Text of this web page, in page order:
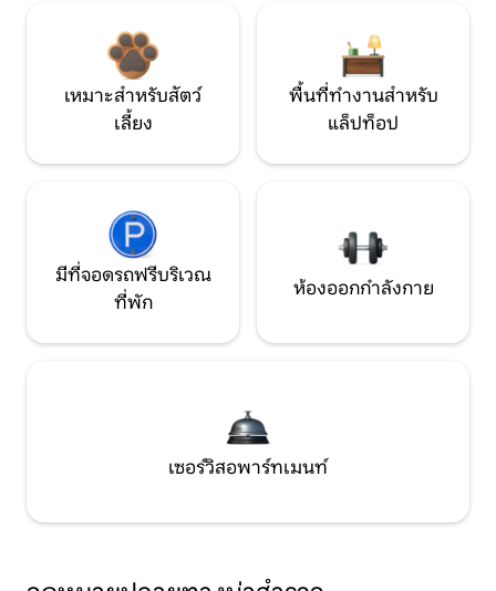
เหมาะสำหรับสัตว์
เลี้ยง
พื้นที่ทำงานสำหรับ
แล็ปท็อป
มีที่จอดรถฟรีบริเวณ
ที่พัก
ห้องออกกำลังกาย
เซอร์วิสอพาร์ทเมนท์